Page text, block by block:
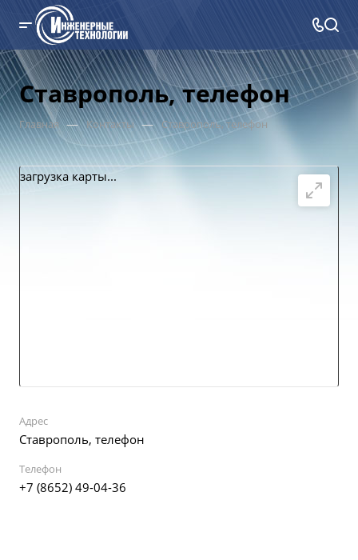
Ставрополь, телефон
Главная — Контакты — Ставрополь, телефон
Адрес
Ставрополь, телефон
Телефон
+7 (8652) 49-04-36
загрузка карты...